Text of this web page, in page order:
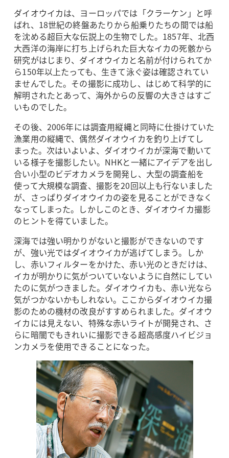
ダイオウイカは、ヨーロッパでは「クラーケン」と呼
ばれ、18世紀の終盤あたりから船乗りたちの間では船
を沈める超巨大な伝説上の生物でした。1857年、北西
大西洋の海岸に打ち上げられた巨大なイカの死骸から
研究がはじまり、ダイオウイカと名前が付けられてか
ら150年以上たっても、生きて泳ぐ姿は確認されてい
ませんでした。その撮影に成功し、はじめて科学的に
解明されたとあって、海外からの反響の大きさはすご
いものでした。
その後、2006年には調査用縦縄と同時に仕掛けていた
漁業用の縦縄で、偶然ダイオウイカを釣り上げてし
まった。次はいよいよ、ダイオウイカが深海で動いて
いる様子を撮影したい。NHKと一緒にアイデアを出し
合い小型のビデオカメラを開発し、大型の調査船を
使って大規模な調査、撮影を20回以上も行ないました
が、さっぱりダイオウイカの姿を見ることができなく
なってしまった。しかしこのとき、ダイオウイカ撮影
のヒントを得ていました。
深海では強い明かりがないと撮影ができないのです
が、強い光ではダイオウイカが逃げてしまう。しか
し、赤いフィルターをかけた、赤い光のときだけは、
イカが明かりに気がついていないように自然にしてい
たのに気がつきました。ダイオウイカも、赤い光なら
気がつかないかもしれない。ここからダイオウイカ撮
影のための機材の改良がすすめられました。ダイオウ
イカには見えない、特殊な赤いライトが開発され、さ
らに暗闇でもきれいに撮影できる超高感度ハイビジョ
ンカメラを使用できることになった。